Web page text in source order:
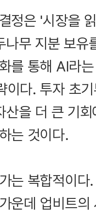
정은 '시장을
나무 지분 보유
를 통해 AI라
이다. 투자 초
산을 더 큰 기
는 것이다.
는 복합적이
운데 업비트